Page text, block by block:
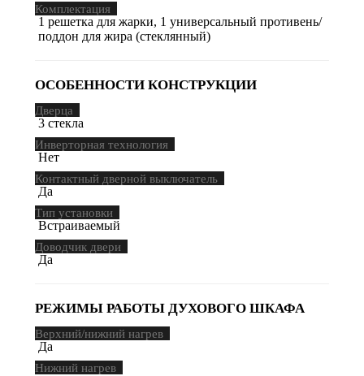
Комплектация
1 решетка для жарки, 1 универсальный противень/
поддон для жира (стеклянный)
ОСОБЕННОСТИ КОНСТРУКЦИИ
Дверца
3 стекла
Инверторная технология
Нет
Контактный дверной выключатель
Да
Тип установки
Встраиваемый
Доводчик двери
Да
РЕЖИМЫ РАБОТЫ ДУХОВОГО ШКАФА
Верхний/нижний нагрев
Да
Нижний нагрев